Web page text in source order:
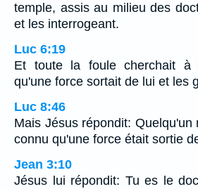
temple, assis au milieu des
et les interrogeant.
Luc 6:19
Et toute la foule cherchait à
qu'une force sortait de lui et les
Luc 8:46
Mais Jésus répondit: Quelqu'un
connu qu'une force était sortie
Jean 3:10
Jésus lui répondit: Tu es le